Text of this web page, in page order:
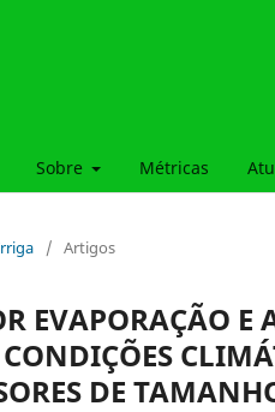
Sobre Métricas
/ Artigos
EVAPORAÇÃO E
DE